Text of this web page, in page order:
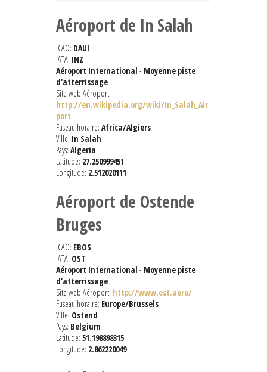
Aéroport de In Salah
ICAO: DAUI
IATA: INZ
Aéroport International - Moyenne piste
d'atterrissage
Site web Aéroport:
http://en.wikipedia.org/wiki/In_Salah_Air
port
Fuseau horaire: Africa/Algiers
Ville: In Salah
Pays: Algeria
Latitude: 27.250999451
Longitude: 2.512020111
Aéroport de Ostende
Bruges
ICAO: EBOS
IATA: OST
Aéroport International - Moyenne piste
d'atterrissage
Site web Aéroport: http://www.ost.aero/
Fuseau horaire: Europe/Brussels
Ville: Ostend
Pays: Belgium
Latitude: 51.198898315
Longitude: 2.862220049